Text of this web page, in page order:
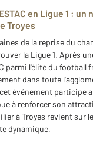
en Ligue 1 : un
Troyes
de la reprise du
la Ligue 1. Après
parmi l'élite du football
dans toute
événement participe
à renforcer son
à Troyes revient sur
dynamique.